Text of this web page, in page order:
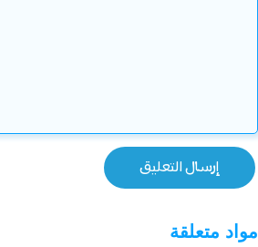
مواد متعلقة